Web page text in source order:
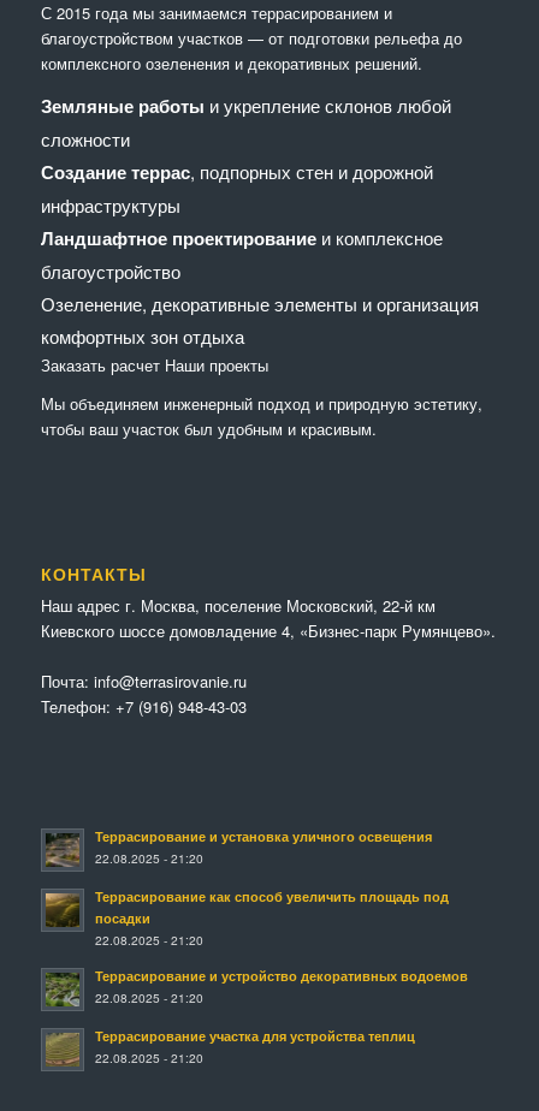
С 2015 года мы занимаемся террасированием и
благоустройством участков — от подготовки рельефа до
комплексного озеленения и декоративных решений.
Земляные работы и укрепление склонов любой
сложности
Создание террас, подпорных стен и дорожной
инфраструктуры
Ландшафтное проектированиеи комплексное
благоустройство
Озеленение, декоративные элементы и организация
комфортных зон отдыха
Заказать расчет Наши проекты
Мы объединяем инженерный подход и природную эстетику,
чтобы ваш участок был удобным и красивым.
КОНТАКТЫ
Наш адрес г. Москва, поселение Московский, 22-й км
Киевского шоссе домовладение 4, «Бизнес-парк Румянцево».
Почта: info@terrasirovanie.ru
Телефон: +7 (916) 948-43-03
Террасирование и установка уличного освещения
22.08.2025 - 21:20
Террасирование как способ увеличить площадь под
посадки
22.08.2025 - 21:20
Террасирование и устройство декоративных водоемов
22.08.2025 - 21:20
Террасирование участка для устройства теплиц
22.08.2025 - 21:20